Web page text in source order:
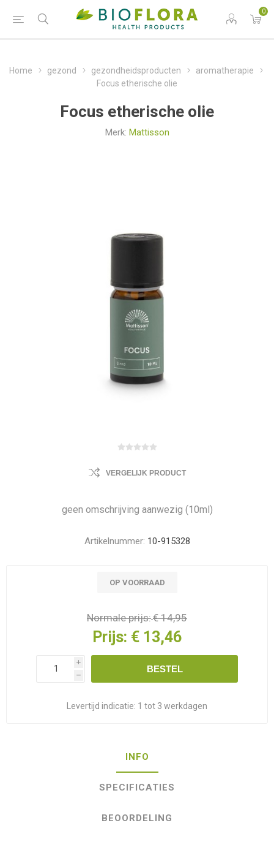
0
Home gezond gezondheidsproducten
aromatherapie
Focus etherische olie
Focus etherische olie
Merk: Mattisson
VERGELIJK PRODUCT
geen omschrijving aanwezig (10ml)
Artikelnummer: 10-915328
OP VOORRAAD
Normale prijs:€ 14,95
Prijs: € 13,46
i
h
BESTEL
Levertijd indicatie: 1 tot 3 werkdagen
INFO
SPECIFICATIES
BEOORDELING